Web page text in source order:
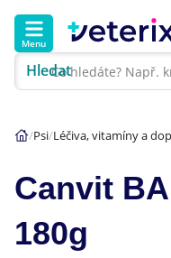
Menu
Hledat
Akce
Psi
Psi Léčiva, vitamíny a
Canvit
180g